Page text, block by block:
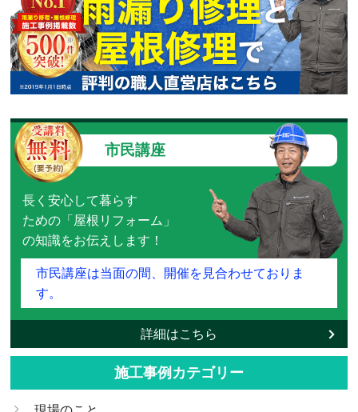
市民講座
長く安心して暮らす
ための「屋根リフォーム」
の知識をお伝えします！
市民講座は当面の間、開催を見合わせておりま
す。
詳細はこちら
施工事例カテゴリー